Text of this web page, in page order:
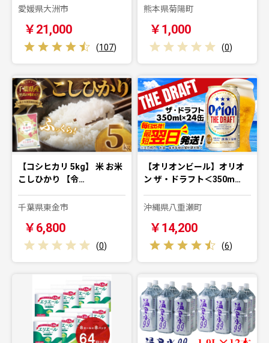
愛媛県大洲市
￥21,000
(107)
熊本県菊陽町
￥1,000
(0)
【コシヒカリ 5kg】 米 お米
こしひかり 【令…
千葉県東金市
￥6,800
(0)
【オリオンビール】オリオ
ン ザ・ドラフト＜350m…
沖縄県八重瀬町
￥14,200
(6)